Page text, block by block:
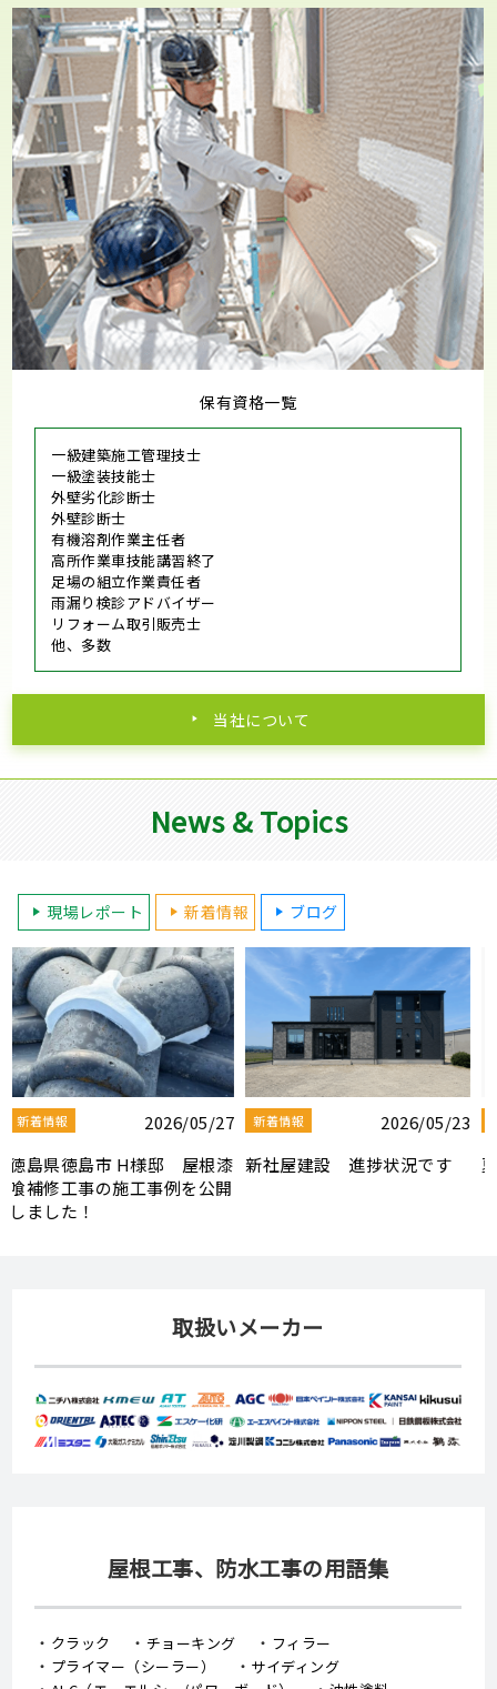
保有資格一覧
一級建築施工管理技士
一級塗装技能士
外壁劣化診断士
外壁診断士
有機溶剤作業主任者
高所作業車技能講習終了
足場の組立作業責任者
雨漏り検診アドバイザー
リフォーム取引販売士
他、多数
当社について
News & Topics
現場レポート 新着情報 ブログ
新着情報
2026/08/03
夏季休業のお知らせ
新着情報
2026/07/30
【社屋移転のお知らせ】
取扱いメーカー
屋根工事、防水工事の用語集
クラック チョーキング
フィラー
プライマー（シーラー）
サイディング